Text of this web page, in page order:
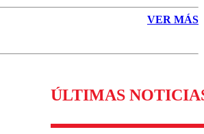
VER MÁS
ÚLTIMAS